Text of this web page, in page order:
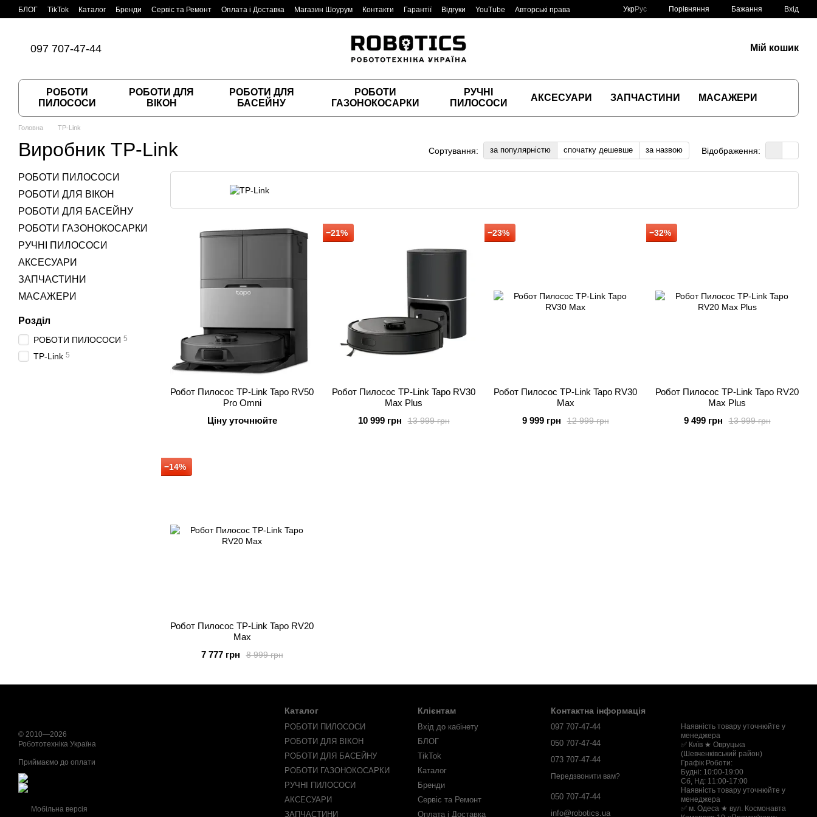
Перейти до основного контенту
БЛОГ TikTok Каталог Бренди Сервіс та Ремонт Оплата і Доставка Магазин Шоурум Контакти Гарантії Відгуки YouTube
Авторські права
УкрРус Порівняння Бажання Вхід
097 707-47-44 Мій кошик
РОБОТИ
ПИЛОСОСИ
РОБОТИ ДЛЯ
ВІКОН
РОБОТИ ДЛЯ
БАСЕЙНУ
РОБОТИ
ГАЗОНОКОСАРКИ
РУЧНІ
ПИЛОСОСИ
АКСЕСУАРИ ЗАПЧАСТИНИ МАСАЖЕРИ
Головна TP-Link
Виробник TP-Link Сортування: за популярністю спочатку дешевше за назвою Відображення:
Робот Пилосос TP-Link Tapo RV50
Pro Omni
Ціну уточнюйте
−21%
Робот Пилосос TP-Link Tapo RV30
Max Plus
13 999 грн
10 999 грн
−23%
Робот Пилосос TP-Link Tapo RV30
Max
12 999 грн
9 999 грн
−32%
Робот Пилосос TP-Link Tapo RV20
Max Plus
13 999 грн
9 499 грн
−14%
Робот Пилосос TP-Link Tapo RV20
Max
8 999 грн
7 777 грн
РОБОТИ ПИЛОСОСИ
РОБОТИ ДЛЯ ВІКОН
РОБОТИ ДЛЯ БАСЕЙНУ
РОБОТИ ГАЗОНОКОСАРКИ
РУЧНІ ПИЛОСОСИ
АКСЕСУАРИ
ЗАПЧАСТИНИ
МАСАЖЕРИ
Розділ
РОБОТИ ПИЛОСОСИ 5
TP-Link 5
© 2010—2026
Робототехніка Україна
Приймаємо до оплати
Мобільна версія
Каталог
РОБОТИ ПИЛОСОСИ
РОБОТИ ДЛЯ ВІКОН
РОБОТИ ДЛЯ БАСЕЙНУ
РОБОТИ ГАЗОНОКОСАРКИ
РУЧНІ ПИЛОСОСИ
АКСЕСУАРИ
ЗАПЧАСТИНИ
Клієнтам
Вхід до кабінету
БЛОГ
TikTok
Каталог
Бренди
Сервіс та Ремонт
Оплата і Доставка
Контактна інформація
097 707-47-44
050 707-47-44
073 707-47-44
Передзвонити вам?
050 707-47-44
info@robotics.ua
Наявність товару уточнюйте у
менеджера
✅ Київ ★ Овруцька
(Шевченківський район)
Графік Роботи:
Будні: 10:00-19:00
Сб, Нд: 11:00-17:00
Наявність товару уточнюйте у
менеджера
✅ м. Одеса ★ вул. Космонавта